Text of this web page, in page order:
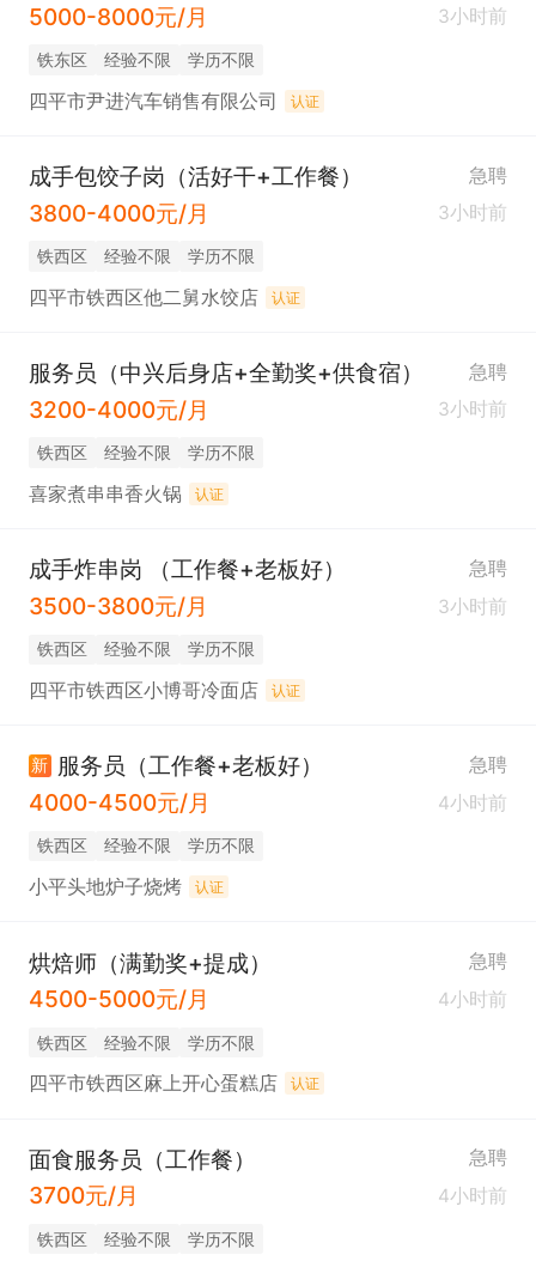
5000-8000元/月 3小时前
铁东区 经验不限 学历不限
四平市尹进汽车销售有限公司 认证
成手包饺子岗（活好干+工作餐） 急聘
3800-4000元/月 3小时前
铁西区 经验不限 学历不限
四平市铁西区他二舅水饺店 认证
服务员（中兴后身店+全勤奖+供食宿） 急聘
3200-4000元/月 3小时前
铁西区 经验不限 学历不限
喜家煮串串香火锅 认证
成手炸串岗 （工作餐+老板好） 急聘
3500-3800元/月 3小时前
铁西区 经验不限 学历不限
四平市铁西区小博哥冷面店 认证
新 服务员（工作餐+老板好） 急聘
4000-4500元/月 4小时前
铁西区 经验不限 学历不限
小平头地炉子烧烤 认证
烘焙师（满勤奖+提成） 急聘
4500-5000元/月 4小时前
铁西区 经验不限 学历不限
四平市铁西区麻上开心蛋糕店 认证
面食服务员（工作餐） 急聘
3700元/月 4小时前
铁西区 经验不限 学历不限